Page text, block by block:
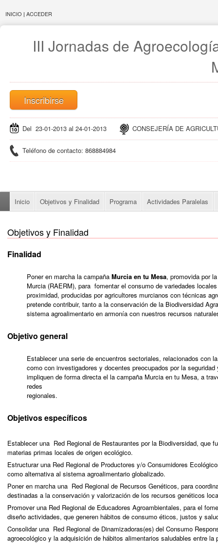
INICIO | ACCEDER
III Jornadas de
Inscribirse
Del 23-01-2013 al 24-01-2013 CONSEJERÍA DE
Teléfono de contacto: 868884984
Inicio Objetivos y Finalidad Programa Actividades Paralelas
Objetivos y Finalidad
Finalidad
Poner en marcha la campaña Murcia en tu Mesa, promovida por
Murcia (RAERM), para fomentar el consumo de variedades
proximidad, producidas por agricultores murcianos con técnicas
pretende contribuir, tanto a la conservación de la Biodiversidad
sistema agroalimentario en armonía con nuestros recursos
Objetivo general
Establecer una serie de encuentros sectoriales, relacionados con
como con investigadores y docentes preocupados por la
impliquen de forma directa el la campaña Murcia en tu Mesa, a
redes
regionales.
Objetivos específicos
Establecer una Red Regional de Restaurantes por la Biodiversidad, que
materias primas locales de origen ecológico.
Estructurar una Red Regional de Productores y/o Consumidores
como alternativa al sistema agroalimentario globalizado.
Poner en marcha una Red Regional de Recursos Genéticos, para
destinadas a la conservación y valorización de los recursos genéticos
Promover una Red Regional de Educadores Agroambientales, para el
diseño actividades, que generen hábitos de consumo éticos, justos y
Consolidar una Red Regional de Dinamizadoras(es) del Consumo
agroecológico y la adquisición de hábitos alimentarios saludables entre la